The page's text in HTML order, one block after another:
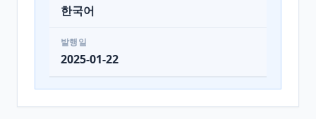
한국어
발행일
2025-01-22